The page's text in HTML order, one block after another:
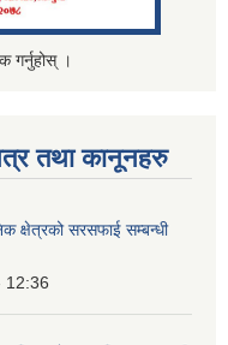
गर्नुहोस् ।
तथा कानूनहरु
क्षेत्रको सरसफाई सम्बन्धी
12:36